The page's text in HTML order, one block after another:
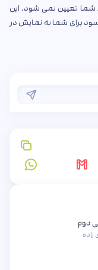
شما تعیین نمی شود. این
برای شما به نمایش در
دوم